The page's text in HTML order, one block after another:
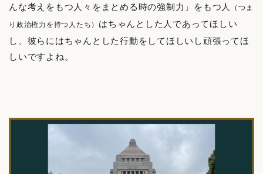
んな考えをもつ人々をまとめる時の強制力」をもつ人
（つま
り政治権力を持つ人たち） はちゃんとした人であってほしい
し、彼らにはちゃんとした行動をしてほしいし頑張ってほ
しいですよね。